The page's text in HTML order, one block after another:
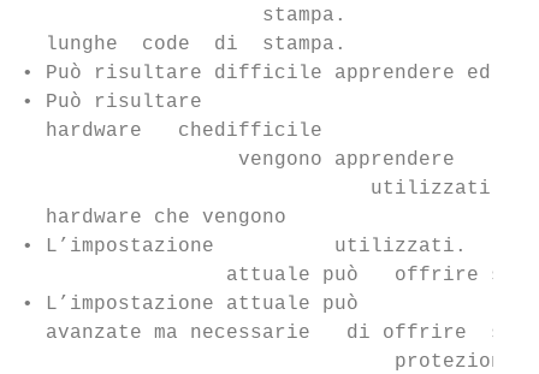
                    stampa.
  lunghe  code  di  stampa.
• Può risultare difficile apprendere ed
• Può risultare
  hardware   chedifficile
                  vengono apprendere
utilizzati.
  hardware che vengono
• L’impostazione          utilizzati.
attuale può   offrire
• L’impostazione attuale può
avanzate ma necessarie   di offrire
protezione